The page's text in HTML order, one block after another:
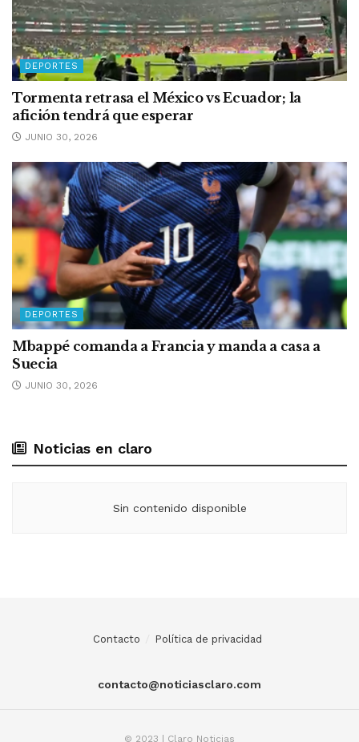
DEPORTES
Tormenta retrasa el México vs Ecuador; la
afición tendrá que esperar
JUNIO 30, 2026
DEPORTES
Mbappé comanda a Francia y manda a casa a
Suecia
JUNIO 30, 2026
Noticias en claro
Sin contenido disponible
Contacto Política de privacidad
contacto@noticiasclaro.com
© 2023 | Claro Noticias